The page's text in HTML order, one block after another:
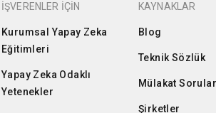
İŞVERENLER İÇİN
Kurumsal Yapay Zeka
Eğitimleri
Yapay Zeka Odaklı
Yetenekler
KAYNAKLAR
Blog
Teknik Sözlük
Mülakat
Şirketler